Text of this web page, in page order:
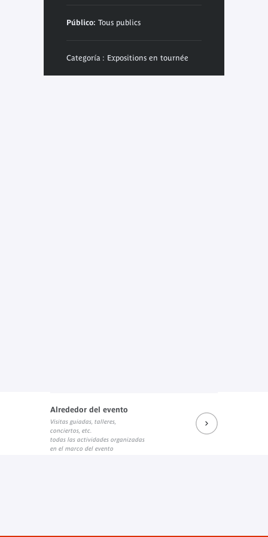
Público: Tous publics
Categoría : Expositions en tournée
Alrededor del evento
Visitas guiadas, talleres,
conciertos, etc.
todas las actividades organizadas
en el marco del evento